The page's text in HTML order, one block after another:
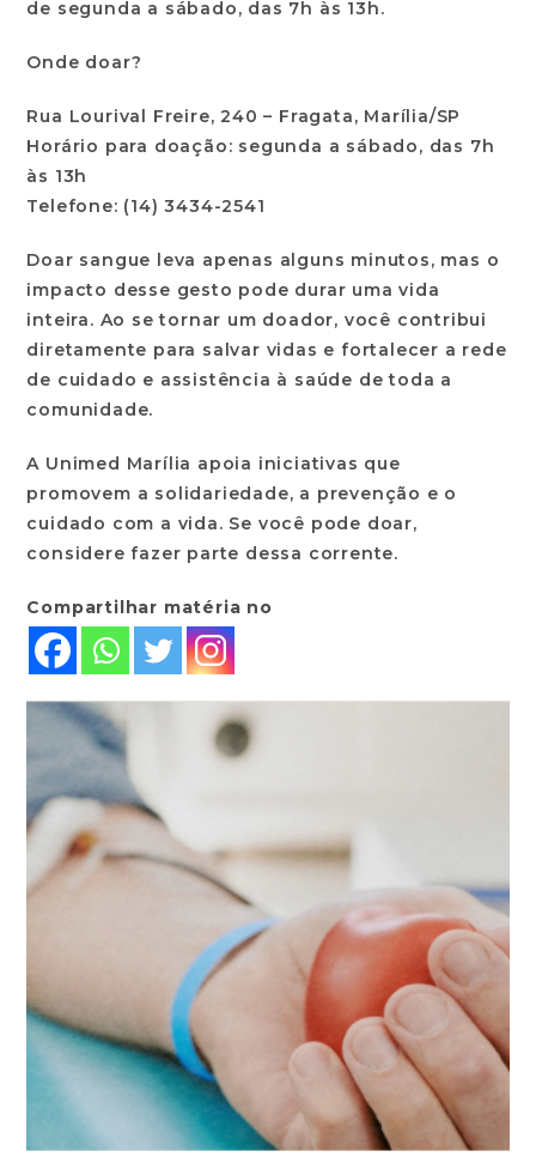
de segunda a sábado, das 7h às 13h.
Onde doar?
Rua Lourival Freire, 240 – Fragata, Marília/SP
Horário para doação: segunda a sábado, das 7h
às 13h
Telefone: (14) 3434-2541
Doar sangue leva apenas alguns minutos, mas o
impacto desse gesto pode durar uma vida
inteira. Ao se tornar um doador, você contribui
diretamente para salvar vidas e fortalecer a rede
de cuidado e assistência à saúde de toda a
comunidade.
A Unimed Marília apoia iniciativas que
promovem a solidariedade, a prevenção e o
cuidado com a vida. Se você pode doar,
considere fazer parte dessa corrente.
Compartilhar matéria no